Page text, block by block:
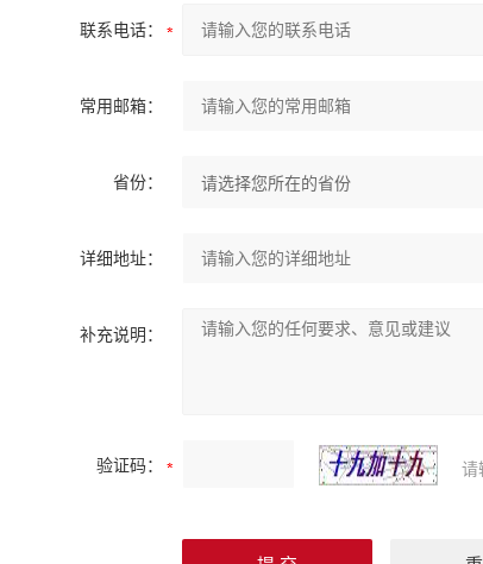
联系电话：
常用邮箱：
省份：
详细地址：
补充说明：
验证码： 请